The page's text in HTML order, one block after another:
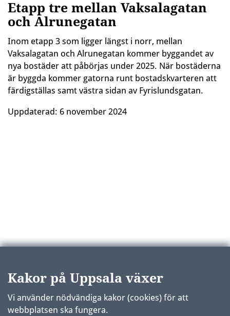
Etapp tre mellan Vaksalagatan
och Alrunegatan
Inom etapp 3 som ligger längst i norr, mellan
Vaksalagatan och Alrunegatan kommer byggandet av
nya bostäder att påbörjas under 2025. När bostäderna
är byggda kommer gatorna runt bostadskvarteren att
färdigställas samt västra sidan av Fyrislundsgatan.
Uppdaterad: 6 november 2024
Kakor på Uppsala växer
Vi använder nödvändiga kakor (cookies) för att
webbplatsen ska fungera.